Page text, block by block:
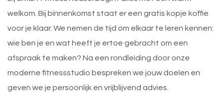
welkom. Bij binnenkomst staat er een gratis kopje koffie
voor je klaar. We nemen de tijd om elkaar te leren kennen:
wie ben je en wat heeft je ertoe gebracht om een
afspraak te maken? Na een rondleiding door onze
moderne fitnessstudio bespreken we jouw doelen en
geven we je persoonlijk en vrijblijvend advies.